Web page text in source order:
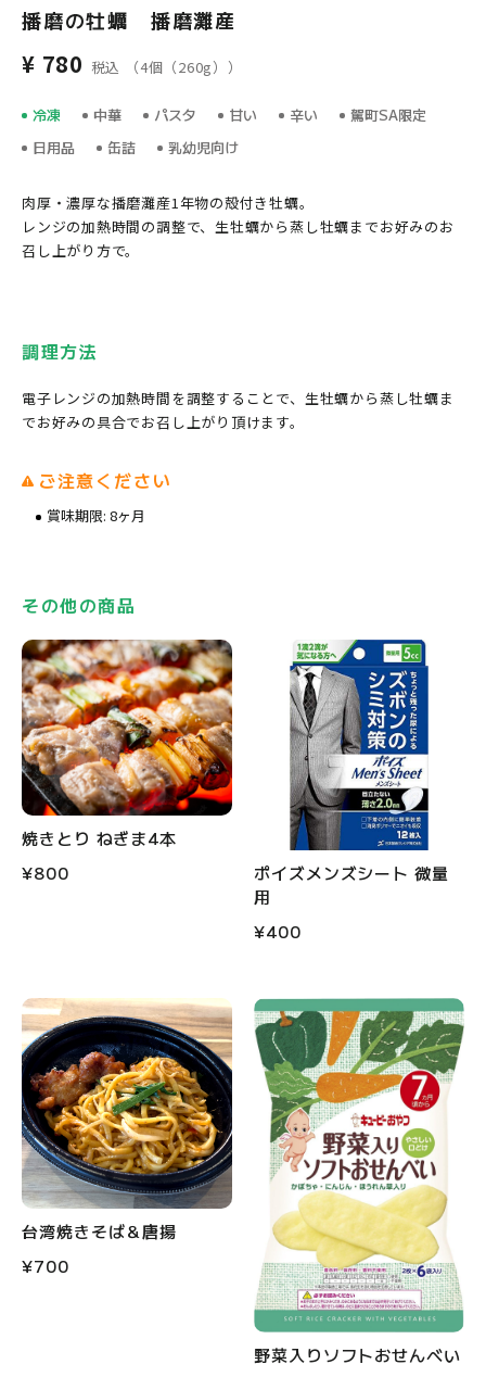
播磨の牡蠣 播磨灘産
¥ 780 税込 （4個（260g））
冷凍 中華 パスタ 甘い 辛い
駕町SA限定
日用品
缶詰 乳幼児向け
肉厚・濃厚な播磨灘産1年物の殻付き牡蠣。
レンジの加熱時間の調整で、生牡蠣から蒸し牡蠣までお好みのお
召し上がり方で。
調理方法
電子レンジの加熱時間を調整することで、生牡蠣から蒸し牡蠣ま
でお好みの具合でお召し上がり頂けます。
ご注意ください
賞味期限: 8ヶ月
その他の商品
焼きとり ねぎま4本
¥800
ポイズメンズシート 微量
用
¥400
台湾焼きそば＆唐揚
¥700
野菜入りソフトおせんべい